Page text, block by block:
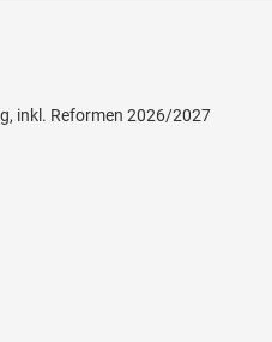
inkl. Reformen 2026/2027